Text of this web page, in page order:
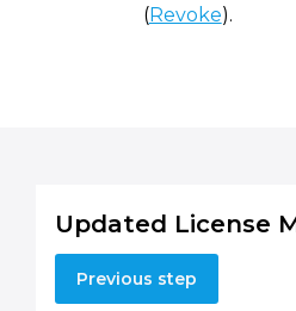
(Revoke).
Updated License
Previous step